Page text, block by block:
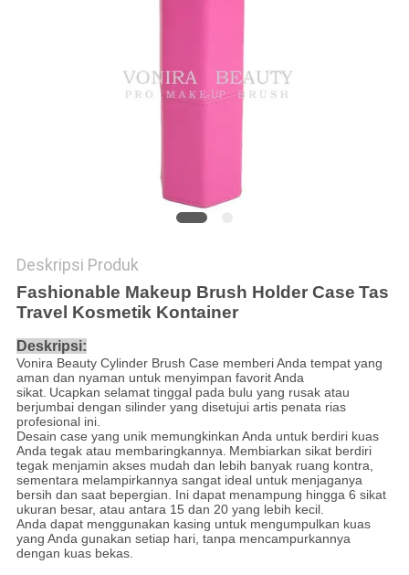
Deskripsi Produk
Fashionable Makeup Brush Holder Case Tas
Travel Kosmetik Kontainer
Deskripsi:
Vonira Beauty Cylinder Brush Case memberi Anda tempat yang
aman dan nyaman untuk menyimpan favorit Anda
sikat. Ucapkan selamat tinggal pada bulu yang rusak atau
berjumbai dengan silinder yang disetujui artis penata rias
profesional ini.
Desain case yang unik memungkinkan Anda untuk berdiri kuas
Anda tegak atau membaringkannya. Membiarkan sikat berdiri
tegak menjamin akses mudah dan lebih banyak ruang kontra,
sementara melampirkannya sangat ideal untuk menjaganya
bersih dan saat bepergian. Ini dapat menampung hingga 6 sikat
ukuran besar, atau antara 15 dan 20 yang lebih kecil.
Anda dapat menggunakan kasing untuk mengumpulkan kuas
yang Anda gunakan setiap hari, tanpa mencampurkannya
dengan kuas bekas.